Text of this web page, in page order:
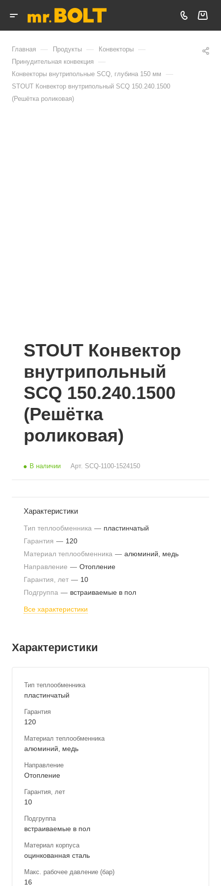
Главная — Продукты — Конвекторы —
Принудительная конвекция —
Конвекторы внутрипольные SCQ, глубина 150 мм —
STOUT Конвектор внутрипольный SCQ 150.240.1500
(Решётка роликовая)
STOUT Конвектор
внутрипольный
SCQ 150.240.1500
(Решётка
роликовая)
В наличии Арт. SCQ-1100-1524150
Характеристики
Тип теплообменника — пластинчатый
Гарантия — 120
Материал теплообменника — алюминий, медь
Направление — Отопление
Гарантия, лет — 10
Подгруппа — встраиваемые в пол
Все характеристики
Характеристики
Тип теплообменника
пластинчатый
Гарантия
120
Материал теплообменника
алюминий, медь
Направление
Отопление
Гарантия, лет
10
Подгруппа
встраиваемые в пол
Материал корпуса
оцинкованная сталь
Макс. рабочее давление (бар)
16